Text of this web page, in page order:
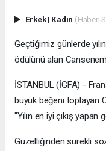
Erkek| Kadın (Haberi
Geçtiğimiz günlerde
ödülünü alan
İSTANBUL (İGFA) -
büyük beğeni toplayan
"Yılın en iyi çıkış yapan
Güzelliğinden sürekli